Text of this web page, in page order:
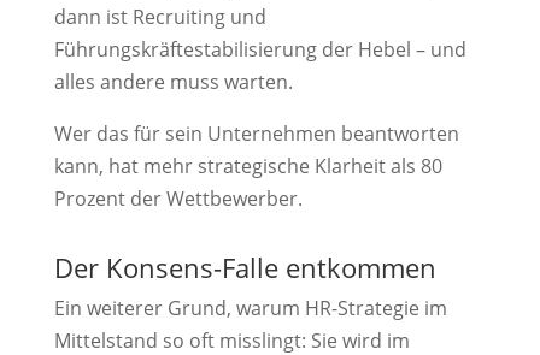
dann ist Recruiting und
Führungskräftestabilisierung der Hebel – und
alles andere muss warten.
Wer das für sein Unternehmen beantworten
kann, hat mehr strategische Klarheit als 80
Prozent der Wettbewerber.
Der Konsens-Falle entkommen
Ein weiterer Grund, warum HR-Strategie im
Mittelstand so oft misslingt: Sie wird im